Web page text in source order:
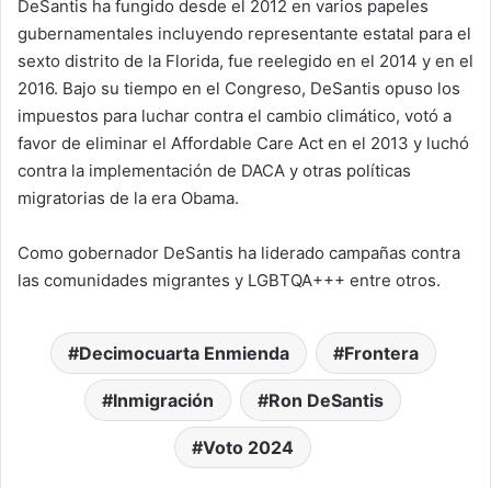
DeSantis ha fungido desde el 2012 en varios papeles
gubernamentales incluyendo representante estatal para el
sexto distrito de la Florida, fue reelegido en el 2014 y en el
2016. Bajo su tiempo en el Congreso, DeSantis opuso los
impuestos para luchar contra el cambio climático, votó a
favor de eliminar el Affordable Care Act en el 2013 y luchó
contra la implementación de DACA y otras políticas
migratorias de la era Obama.
Como gobernador DeSantis ha liderado campañas contra
las comunidades migrantes y LGBTQA+++ entre otros.
Decimocuarta Enmienda Frontera
Inmigración Ron DeSantis
Voto 2024